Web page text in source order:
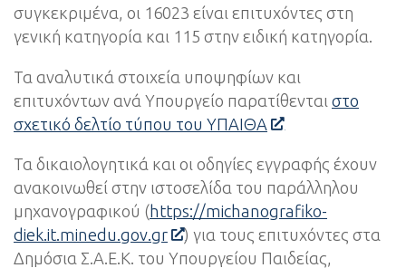
συγκεκριμένα, οι 16023 είναι επιτυχόντες στη
γενική κατηγορία και 115 στην ειδική κατηγορία.
Τα αναλυτικά στοιχεία υποψηφίων και
επιτυχόντων ανά Υπουργείο παρατίθενται στο
σχετικό δελτίο τύπου του ΥΠΑΙΘΑ
Τα δικαιολογητικά και οι οδηγίες εγγραφής έχουν
ανακοινωθεί στην ιστοσελίδα του παράλληλου
μηχανογραφικού (https://michanografiko-
diek.it.minedu.gov.gr
) για τους επιτυχόντες στα
Δημόσια Σ.Α.Ε.Κ. του Υπουργείου Παιδείας,